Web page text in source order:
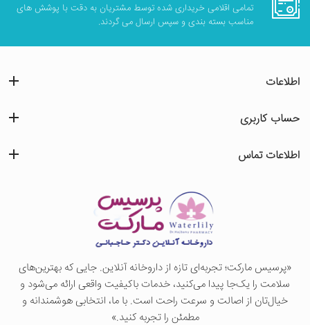
تمامی اقلامی خریداری شده توسط مشتریان به دقت با پوشش های
مناسب بسته بندی و سپس ارسال می گردند.
«پرسيس ماركت؛ تجربه‌ای تازه از داروخانه آنلاین. جایی که بهترین‌های
سلامت را یک‌جا پیدا می‌کنید، خدمات باکیفیت واقعی ارائه می‌شود و
خیال‌تان از اصالت و سرعت راحت است. با ما، انتخابی هوشمندانه و
مطمئن را تجربه کنید.»
اطلاعات
حساب کاربری
اطلاعات تماس